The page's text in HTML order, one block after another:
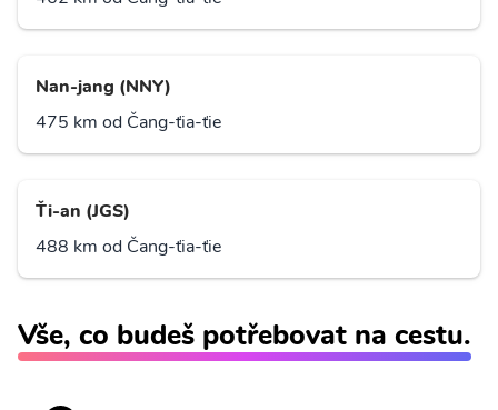
Nan-jang (NNY)
475 km od Čang-ťia-ťie
Ťi-an (JGS)
488 km od Čang-ťia-ťie
Vše, co budeš potřebovat na cestu.